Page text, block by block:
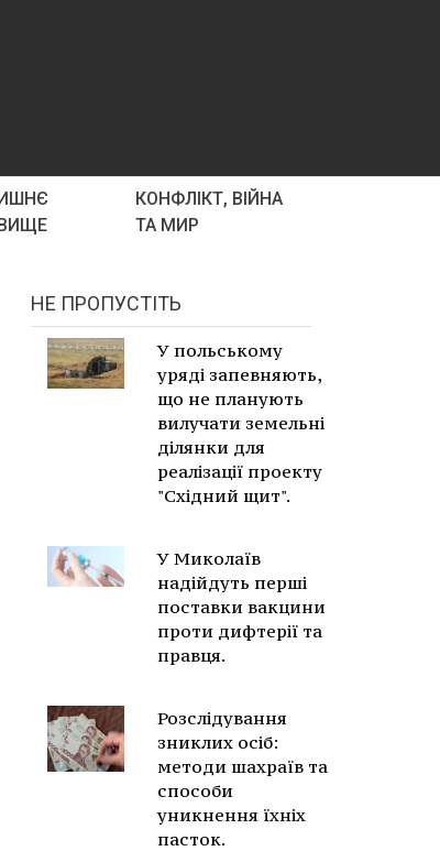
КОНФЛІКТ, ВІЙНА
ТА МИР
НЕ ПРОПУСТІТЬ
У польському
уряді запевняють,
що не планують
вилучати земельні
ділянки для
реалізації проекту
"Східний щит".
У Миколаїв
надійдуть перші
поставки вакцини
проти дифтерії та
правця.
Розслідування
зниклих осіб:
методи шахраїв та
способи
уникнення їхніх
пасток.